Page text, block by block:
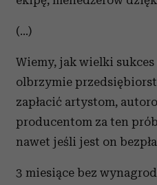
(...)
Wiemy, jak wielki sukces
olbrzymie
zapłacić artystom,
producentom za ten
nawet jeśli jest on
3 miesiące bez